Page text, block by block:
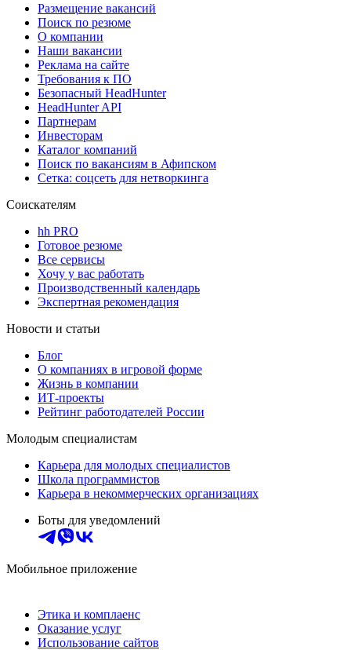
Размещение вакансий
Поиск по резюме
О компании
Наши вакансии
Реклама на сайте
Требования к ПО
Безопасный HeadHunter
HeadHunter API
Партнерам
Инвесторам
Каталог компаний
Поиск по вакансиям в Афипском
Сетка: соцсеть для нетворкинга
Соискателям
hh PRO
Готовое резюме
Все сервисы
Хочу у вас работать
Производственный календарь
Экспертная рекомендация
Новости и статьи
Блог
О компаниях в игровой форме
Жизнь в компании
ИТ-проекты
Рейтинг работодателей России
Молодым специалистам
Карьера для молодых специалистов
Школа программистов
Карьера в некоммерческих организациях
Боты для уведомлений
Мобильное приложение
Этика и комплаенс
Оказание услуг
Использование сайтов